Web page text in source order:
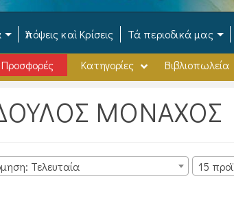
Ἀπόψεις καὶ Κρίσεις Τά περιοδικά μας
Προσφορές Κατηγορίες Βιβλιοπωλεία
ΜΟΝΑΧΟΣ
Τελευταία